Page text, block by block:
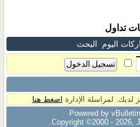
تداول
اليوم البحث
لمراسلة الإدارة اضغط هنا
Powered by
Copyright ©2000 - 2026,